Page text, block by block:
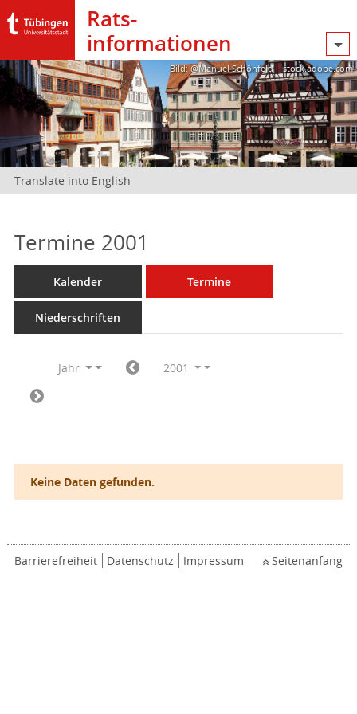
Rats­
informationen
Bild: @Manuel Schönfeld – stock.adobe.com
Translate into English
Termine 2001
Kalender Termine
Niederschriften
Jahr 2001
Keine Daten gefunden.
Barrierefreiheit Datenschutz Impressum Seitenanfang